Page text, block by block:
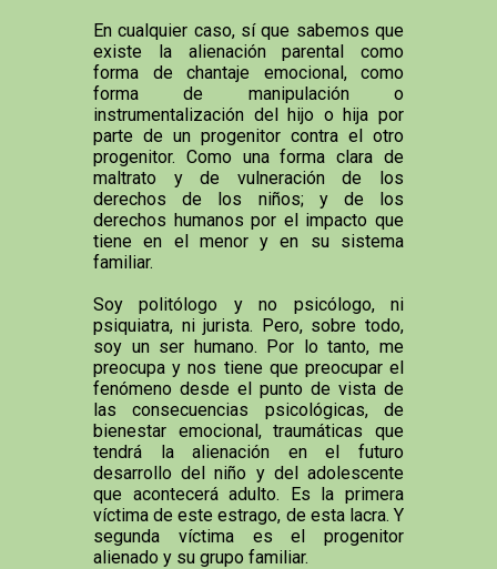
En cualquier caso, sí que sabemos que
existe la alienación parental como
forma de chantaje emocional, como
forma de manipulación o
instrumentalización del hijo o hija por
parte de un progenitor contra el otro
progenitor. Como una forma clara de
maltrato y de vulneración de los
derechos de los niños; y de los
derechos humanos por el impacto que
tiene en el menor y en su sistema
familiar.
Soy politólogo y no psicólogo, ni
psiquiatra, ni jurista. Pero, sobre todo,
soy un ser humano. Por lo tanto, me
preocupa y nos tiene que preocupar el
fenómeno desde el punto de vista de
las consecuencias psicológicas, de
bienestar emocional, traumáticas que
tendrá la alienación en el futuro
desarrollo del niño y del adolescente
que acontecerá adulto. Es la primera
víctima de este estrago, de esta lacra. Y
segunda víctima es el progenitor
alienado y su grupo familiar.